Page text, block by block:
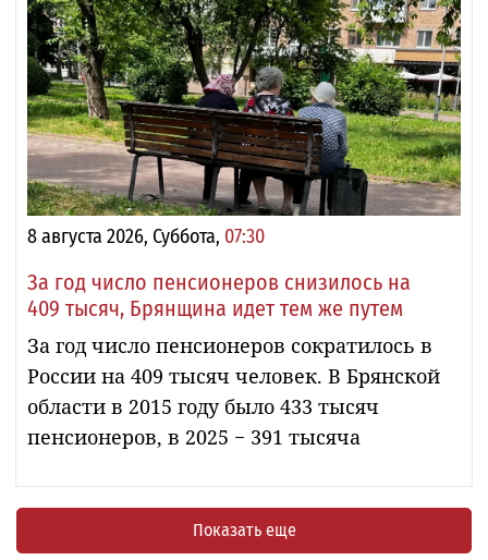
8 августа 2026, Суббота, 07:30
За год число пенсионеров снизилось на
409 тысяч, Брянщина идет тем же путем
За год число пенсионеров сократилось в
России на 409 тысяч человек. В Брянской
области в 2015 году было 433 тысяч
пенсионеров, в 2025 − 391 тысяча
Показать еще